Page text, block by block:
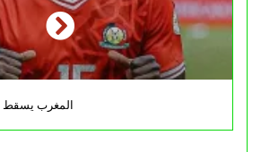
المغرب يسقط